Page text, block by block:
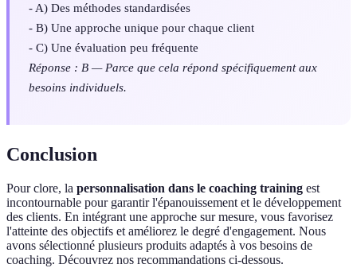
- A) Des méthodes standardisées
- B) Une approche unique pour chaque client
- C) Une évaluation peu fréquente
Réponse : B — Parce que cela répond spécifiquement aux
besoins individuels.
Conclusion
Pour clore, la personnalisation dans le coaching training est
incontournable pour garantir l'épanouissement et le développement
des clients. En intégrant une approche sur mesure, vous favorisez
l'atteinte des objectifs et améliorez le degré d'engagement. Nous
avons sélectionné plusieurs produits adaptés à vos besoins de
coaching. Découvrez nos recommandations ci-dessous.